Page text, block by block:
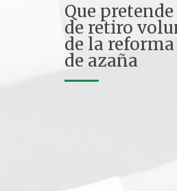
Que
de retiro
de la
de azaña